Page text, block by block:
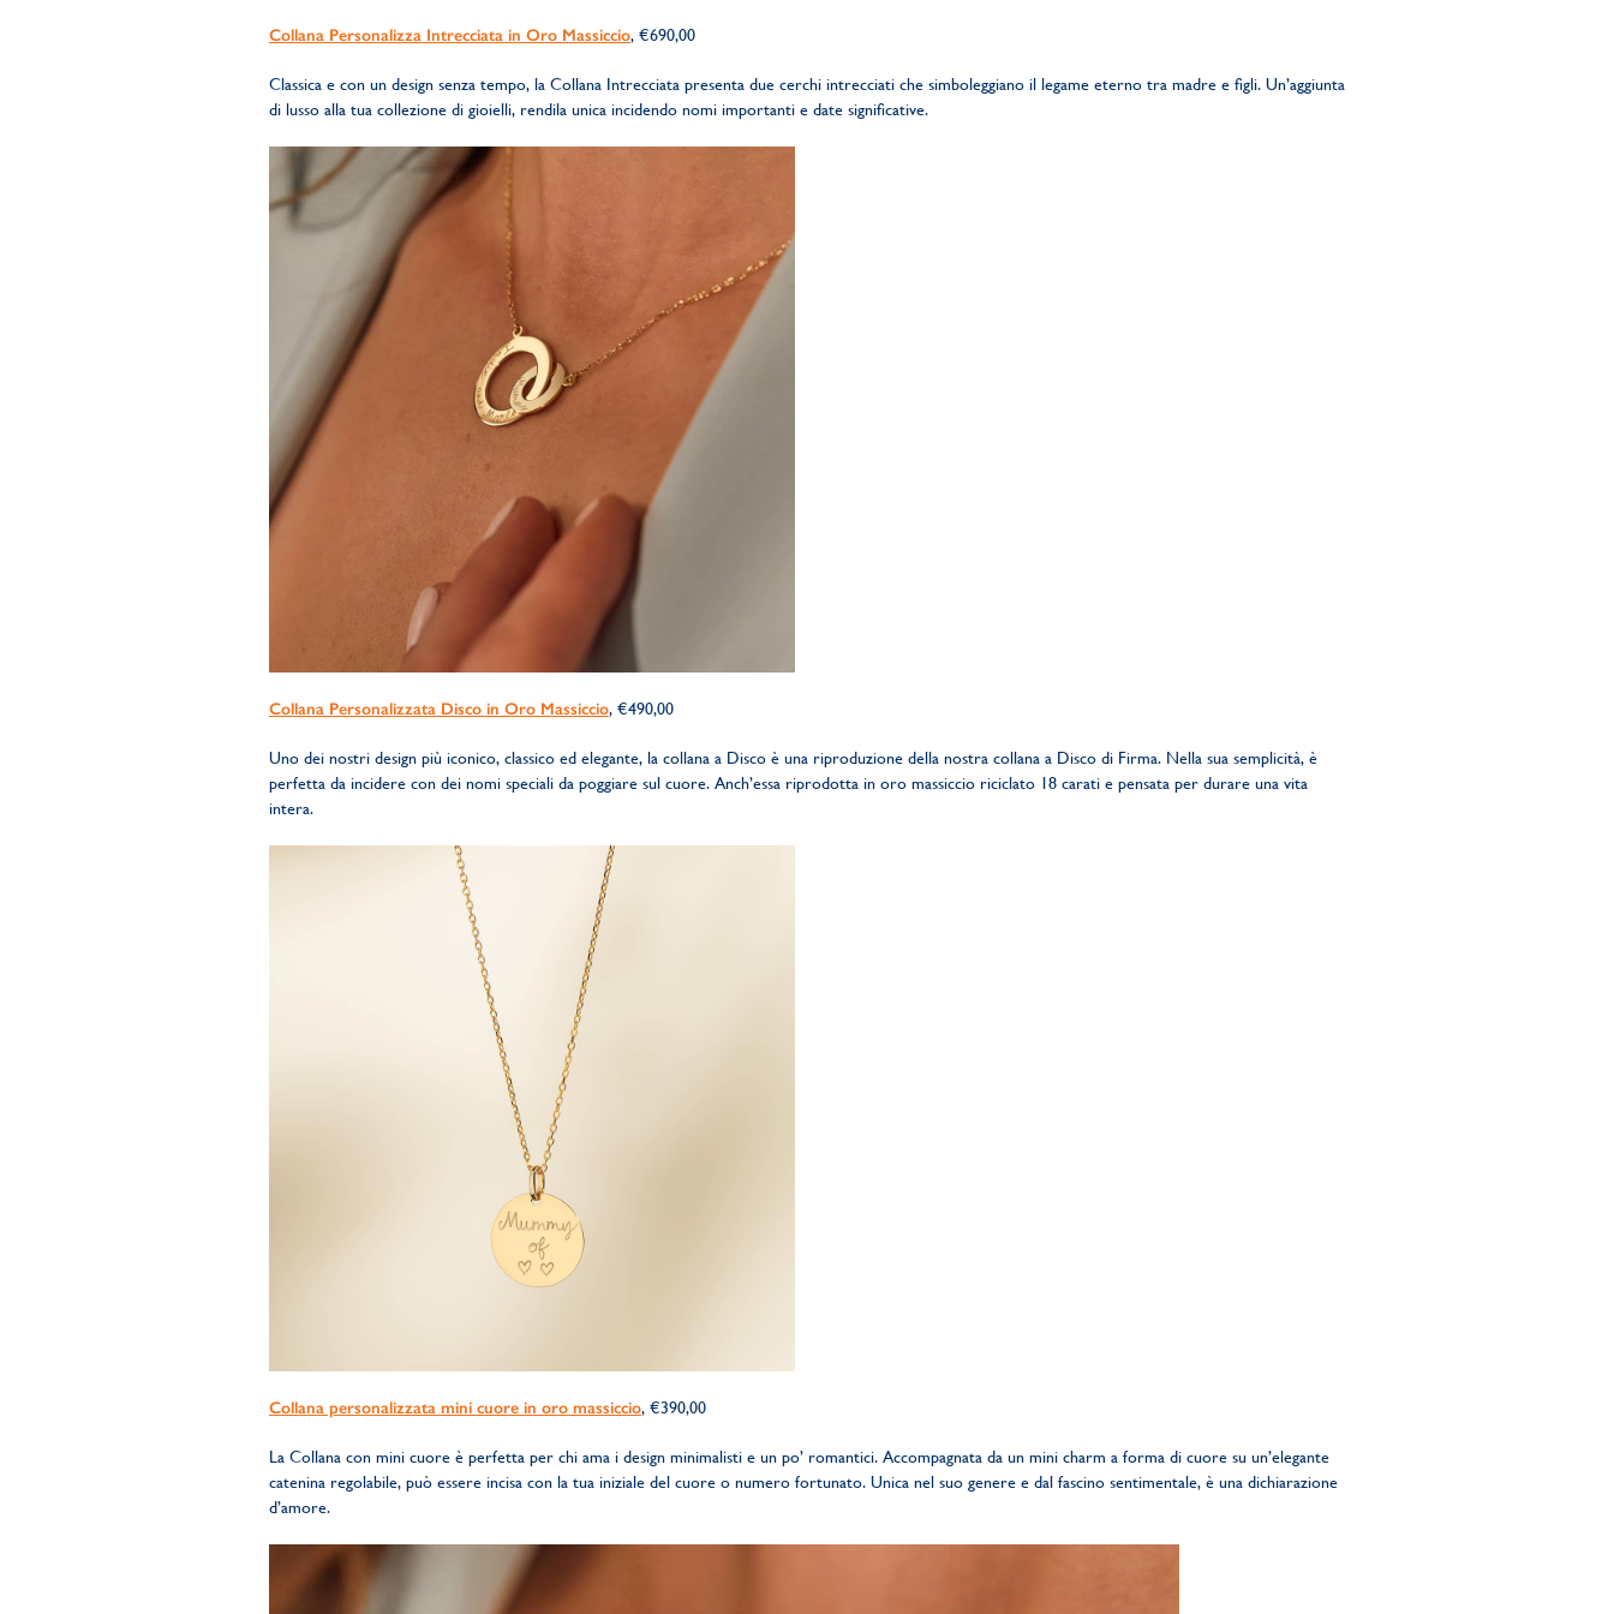
Collana Personalizza Intrecciata in Oro Massiccio, €690,00
Classica e con un design senza tempo, la Collana Intrecciata presenta due cerchi intrecciati che simboleggiano il legame eterno tra madre e figli. Un’aggiunta
di lusso alla tua collezione di gioielli, rendila unica incidendo nomi importanti e date significative.
Collana Personalizzata Disco in Oro Massiccio, €490,00
Uno dei nostri design più iconico, classico ed elegante, la collana a Disco è una riproduzione della nostra collana a Disco di Firma. Nella sua semplicità, è
perfetta da incidere con dei nomi speciali da poggiare sul cuore. Anch’essa riprodotta in oro massiccio riciclato 18 carati e pensata per durare una vita
intera.
Collana personalizzata mini cuore in oro massiccio, €390,00
La Collana con mini cuore è perfetta per chi ama i design minimalisti e un po’ romantici. Accompagnata da un mini charm a forma di cuore su un’elegante
catenina regolabile, può essere incisa con la tua iniziale del cuore o numero fortunato. Unica nel suo genere e dal fascino sentimentale, è una dichiarazione
d’amore.